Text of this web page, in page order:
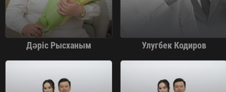
Дәріс Рысханым Улугбек Кодиров